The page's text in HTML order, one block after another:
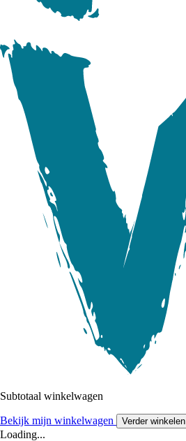
Subtotaal winkelwagen
Bekijk mijn winkelwagen Verder winkelen
Loading...